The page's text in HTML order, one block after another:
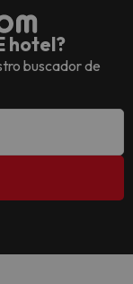
hotel?
buscador de